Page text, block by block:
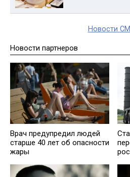
Новости
Новости партнеров
Врач предупредил людей
старше 40 лет об опасности
жары